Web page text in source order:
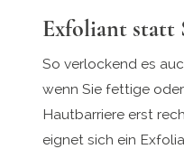
Exfoliant statt
So verlockend es
wenn Sie fettige
Hautbarriere erst
eignet sich ein